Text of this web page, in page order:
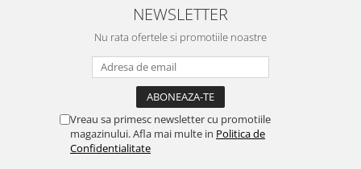
NEWSLETTER
Nu rata ofertele si promotiile noastre
Vreau sa primesc newsletter cu promotiile
magazinului. Afla mai multe in Politica de
Confidentialitate